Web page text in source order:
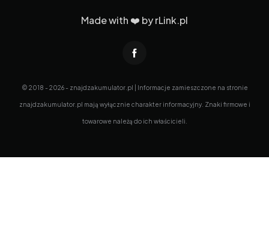
Made with ❤️ byrLink.pl
© 2018 - 2026 - znajdzakumulator.pl | Informacje zamieszczone na stronie
znajdzakumulator.pl mają wyłącznie charakter informacyjny. Znaki firmowe i
towarowe należą do ich właścicieli.